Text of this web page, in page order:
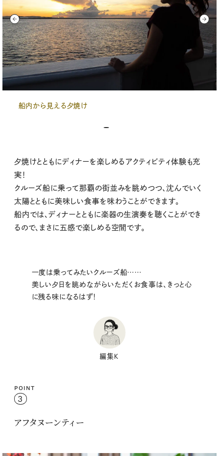
船内から見える夕焼け
夕焼けとともにディナーを楽しめるアクティビティ体験も充
実！
クルーズ船に乗って那覇の街並みを眺めつつ、沈んでいく
太陽とともに美味しい食事を味わうことができます。
船内では、ディナーとともに楽器の生演奏を聴くことができ
るので、まさに五感で楽しめる空間です。
一度は乗ってみたいクルーズ船……
美しい夕日を眺めながらいただくお食事は、きっと心
に残る味になるはず！
編集K
POINT
3
アフタヌーンティー